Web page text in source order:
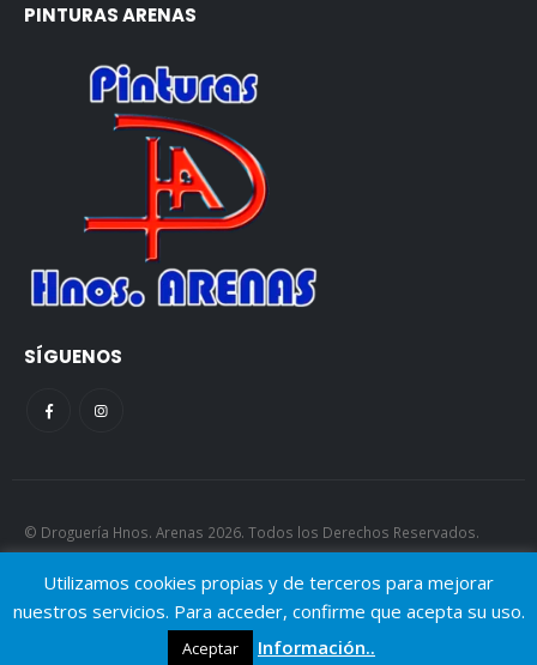
PINTURAS ARENAS
SÍGUENOS
© Droguería Hnos. Arenas 2026. Todos los Derechos Reservados.
AJGP.
Utilizamos cookies propias y de terceros para mejorar
nuestros servicios. Para acceder, confirme que acepta su uso.
Aceptar Información..